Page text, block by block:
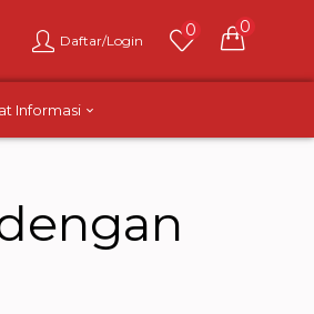
Daftar/Login
0 0
Informasi